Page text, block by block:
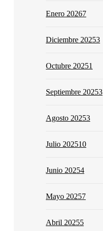
Enero 20267
Diciembre 20253
Octubre 20251
Septiembre 20253
Agosto 20253
Julio 202510
Junio 20254
Mayo 20257
Abril 20255